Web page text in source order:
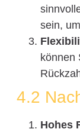
sein,
können
4.2
Hohes